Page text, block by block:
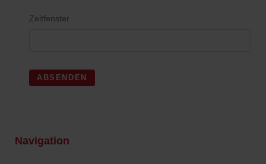
Zeitfenster
ABSENDEN
Navigation